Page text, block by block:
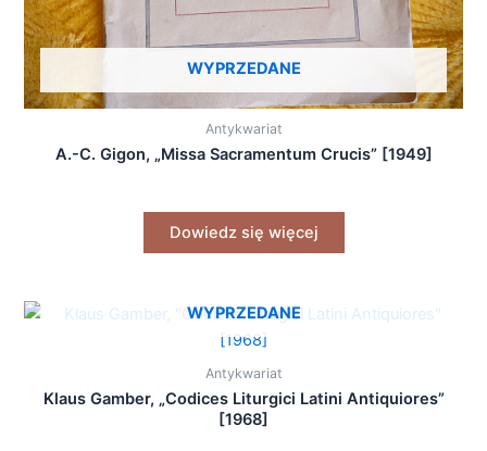
WYPRZEDANE
Antykwariat
A.-C. Gigon, „Missa Sacramentum Crucis” [1949]
Dowiedz się więcej
WYPRZEDANE
Antykwariat
Klaus Gamber, „Codices Liturgici Latini Antiquiores”
[1968]